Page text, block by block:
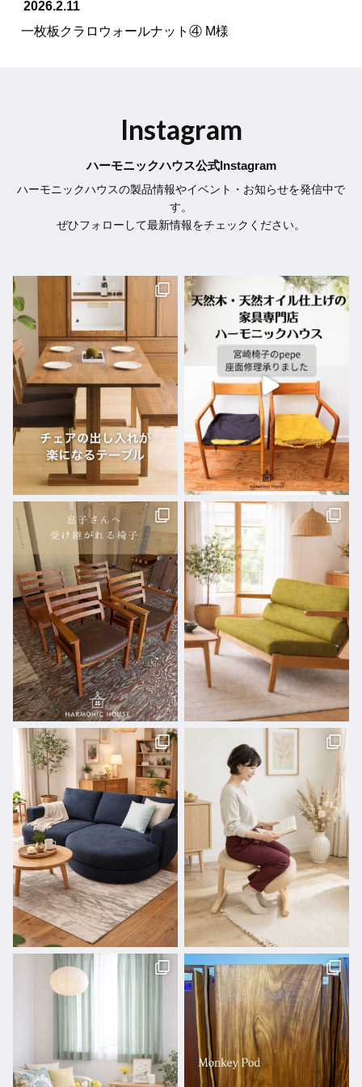
2026.2.11
一枚板クラロウォールナット④ M様
Instagram
ハーモニックハウス公式Instagram
ハーモニックハウスの製品情報やイベント・お知らせを発信中で
す。
ぜひフォローして最新情報をチェックください。